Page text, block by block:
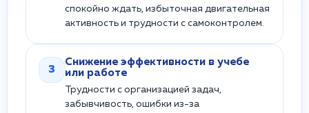
спокойно ждать, избыточная двигательная
активность и трудности с самоконтролем.
3
Снижение эффективности в учебе
или работе
Трудности с организацией задач,
забывчивость, ошибки из-за